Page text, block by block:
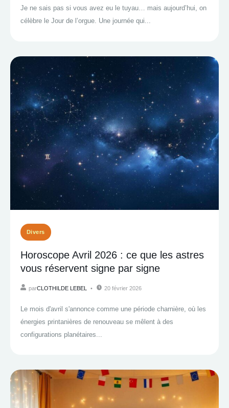
Je ne sais pas si vous avez eu le tuyau… mais aujourd’hui, on
célèbre le Jour de l’orgue. Une journée qui...
Divers
Horoscope Avril 2026 : ce que les astres
vous réservent signe par signe
parCLOTHILDE LEBEL 20 février 2026
Le mois d'avril s'annonce comme une période charnière, où les
énergies printanières de renouveau se mêlent à des
configurations planétaires...